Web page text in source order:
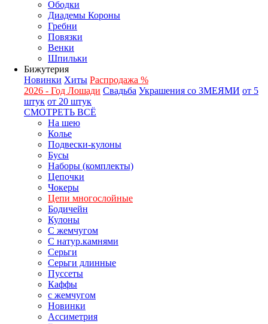
Ободки
Диадемы Короны
Гребни
Повязки
Венки
Шпильки
Бижутерия
Новинки Хиты Распродажа %
2026 - Год Лошади Свадьба Украшения со ЗМЕЯМИ от 5
штук от 20 штук
СМОТРЕТЬ ВСЁ
На шею
Колье
Подвески-кулоны
Бусы
Наборы (комплекты)
Цепочки
Чокеры
Цепи многослойные
Бодичейн
Кулоны
С жемчугом
С натур.камнями
Серьги
Серьги длинные
Пуссеты
Каффы
с жемчугом
Новинки
Ассиметрия